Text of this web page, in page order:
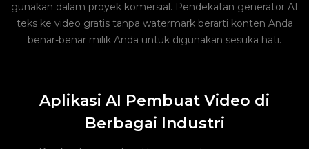
gunakan dalam proyek komersial. Pendekatan generator AI
teks ke video gratis tanpa watermark berarti konten Anda
benar-benar milik Anda untuk digunakan sesuka hati.
Aplikasi AI Pembuat Video di
Berbagai Industri